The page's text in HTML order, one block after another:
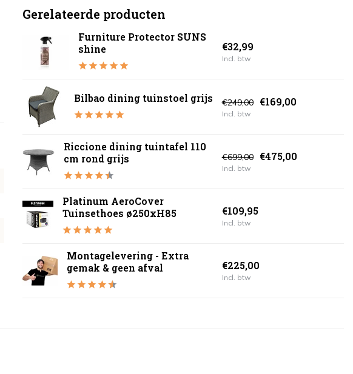
Gerelateerde producten
Furniture Protector SUNS
shine
€32,99
Incl. btw
Bilbao dining tuinstoel grijs €249,00 €169,00
Incl. btw
Riccione dining tuintafel 110
cm rond grijs
€699,00 €475,00
Incl. btw
Platinum AeroCover
Tuinsethoes ø250xH85
€109,95
Incl. btw
Montagelevering - Extra
gemak & geen afval
€225,00
Incl. btw